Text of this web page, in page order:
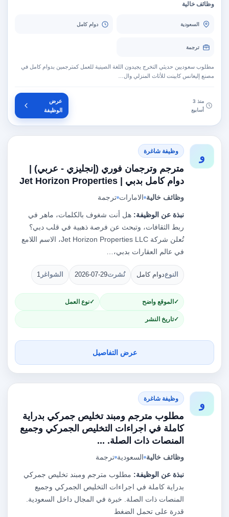
وظائف خالية
السعودية دوام كامل
ترجمة
مطلوب سعوديين حديثي التخرج يجيدون اللغة الصينية للعمل كمترجمين بدوام كامل في
مصنع إليغانس كابينت للأثاث المنزلي وال…
منذ 3
أسابيع
عرض
الوظيفة
و وظيفة شاغرة
مترجم وترجمان فوري (إنجليزي - عربي) |
دوام كامل بدبي | Jet Horizon Properties
وظائف خالية الامارات ترجمة
نبذة عن الوظيفة: هل أنت شغوف بالكلمات، ماهر في
ربط الثقافات، وتبحث عن فرصة ذهبية في قلب دبي؟
تُعلن شركة Jet Horizon Properties LLC، الاسم اللامع
في عالم العقارات بدبي،…
النوعدوام كامل نُشرت2026-07-29 الشواغر 1
الموقع واضح نوع العمل
تاريخ النشر
عرض التفاصيل
و وظيفة شاغرة
مطلوب مترجم ومبند تخليص جمركي بدراية
كاملة في اجراءات التخليص الجمركي وجميع
المنصات ذات الصلة. ...
وظائف خالية السعودية ترجمة
نبذة عن الوظيفة: مطلوب مترجم ومبند تخليص جمركي
بدراية كاملة في اجراءات التخليص الجمركي وجميع
المنصات ذات الصلة. خبرة في المجال داخل السعودية.
قدرة على تحمل الضغط